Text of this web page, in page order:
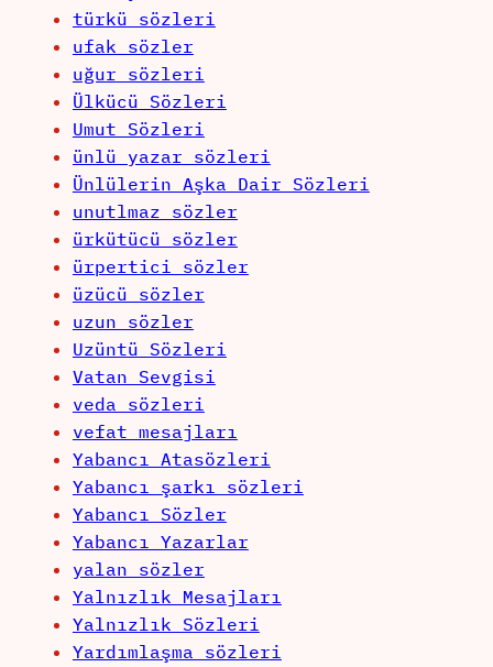
türkü sözleri
ufak sözler
uğur sözleri
Ülkücü Sözleri
Umut Sözleri
ünlü yazar sözleri
Ünlülerin Aşka Dair Sözleri
unutlmaz sözler
ürkütücü sözler
ürpertici sözler
üzücü sözler
uzun sözler
Uzüntü Sözleri
Vatan Sevgisi
veda sözleri
vefat mesajları
Yabancı Atasözleri
Yabancı şarkı sözleri
Yabancı Sözler
Yabancı Yazarlar
yalan sözler
Yalnızlık Mesajları
Yalnızlık Sözleri
Yardımlaşma sözleri